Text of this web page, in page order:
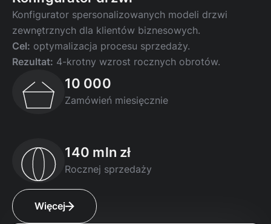
Konfigurator spersonalizowanych modeli drzwi
zewnętrznych dla klientów biznesowych.
Cel: optymalizacja procesu sprzedaży.
Rezultat: 4-krotny wzrost rocznych obrotów.
10 000
Zamówień miesięcznie
140 mln zł
Rocznej sprzedaży
Więcej